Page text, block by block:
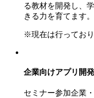
る教材を開発し、
きる力を育てます。
※現在は行ってお
企業向けアプリ開発
セミナー参加企業